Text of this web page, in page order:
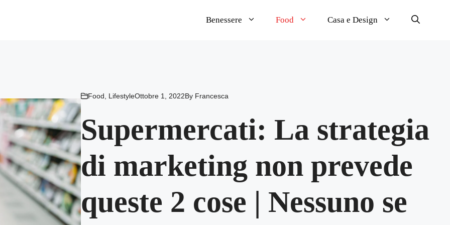
Benessere Food Casa e Design
Food LifestyleOttobre 1, 2022By Francesca
Supermercati: La strategia
di marketing non prevede
queste 2 cose | Nessuno se